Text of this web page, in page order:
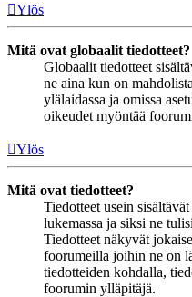
Ylös
Mitä ovat globaalit tiedotteet?
Globaalit tiedotteet
ne aina kun on
ylälaidassa ja omissa
oikeudet myöntää
Ylös
Mitä ovat tiedotteet?
Tiedotteet usein
lukemassa ja siksi ne
Tiedotteet näkyvät
foorumeilla joihin ne on
tiedotteiden kohdalla,
foorumin ylläpitäjä.